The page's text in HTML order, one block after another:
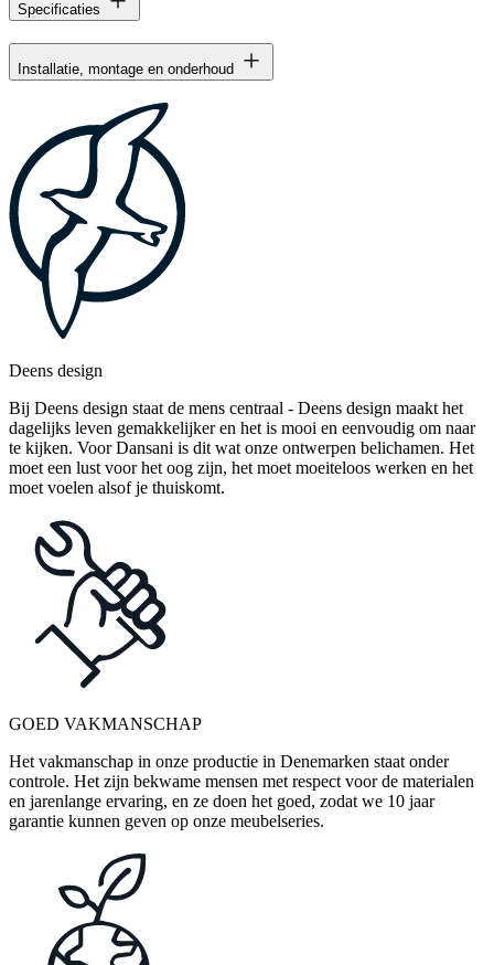
Specificaties
Installatie, montage en onderhoud
Deens design
Bij Deens design staat de mens centraal - Deens design maakt het
dagelijks leven gemakkelijker en het is mooi en eenvoudig om naar
te kijken. Voor Dansani is dit wat onze ontwerpen belichamen. Het
moet een lust voor het oog zijn, het moet moeiteloos werken en het
moet voelen alsof je thuiskomt.
GOED VAKMANSCHAP
Het vakmanschap in onze productie in Denemarken staat onder
controle. Het zijn bekwame mensen met respect voor de materialen
en jarenlange ervaring, en ze doen het goed, zodat we 10 jaar
garantie kunnen geven op onze meubelseries.